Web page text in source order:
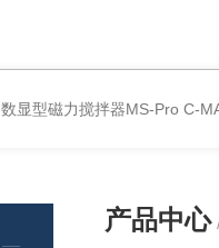
数显型磁力搅拌器MS-Pro C-
产品中心